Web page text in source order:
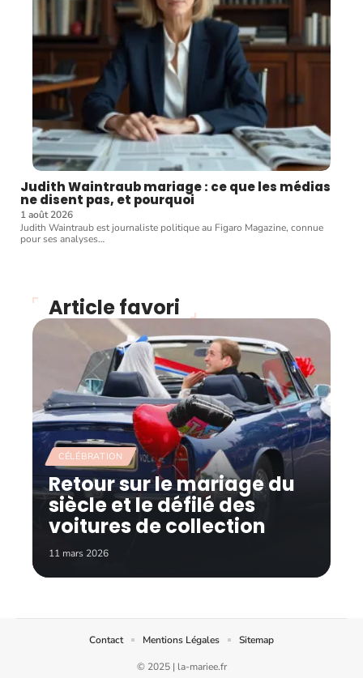
Judith Waintraub mariage : ce que les médias
ne disent pas, et pourquoi
1 août 2026
Judith Waintraub est journaliste politique au Figaro Magazine, connue
pour ses analyses…
Article favori
CÉLÉBRATION
Retour sur le mariage du
siècle et le défilé des
voitures de collection
11 mars 2026
© 2025 | la-mariee.fr
Contact Mentions Légales Sitemap